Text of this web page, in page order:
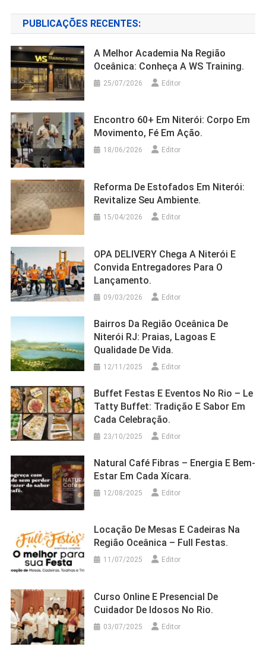
PUBLICAÇÕES RECENTES:
A Melhor Academia Na Região
Oceânica: Conheça A WS Training.
25/07/2026 Editor
Encontro 60+ Em Niterói: Corpo Em
Movimento, Fé Em Ação.
18/06/2026 Editor
Reforma De Estofados Em Niterói:
Revitalize Seu Ambiente.
15/04/2026 Editor
OPA DELIVERY Chega A Niterói E
Convida Entregadores Para O
Lançamento.
09/03/2026 Editor
Bairros Da Região Oceânica De
Niterói RJ: Praias, Lagoas E
Qualidade De Vida.
12/11/2025 Editor
Buffet Festas E Eventos No Rio – Le
Tatty Buffet: Tradição E Sabor Em
Cada Celebração.
23/10/2025 Editor
Natural Café Fibras – Energia E Bem-
Estar Em Cada Xícara.
12/08/2025 Editor
Locação De Mesas E Cadeiras Na
Região Oceânica – Full Festas.
11/07/2025 Editor
Curso Online E Presencial De
Cuidador De Idosos No Rio.
03/07/2025 Editor